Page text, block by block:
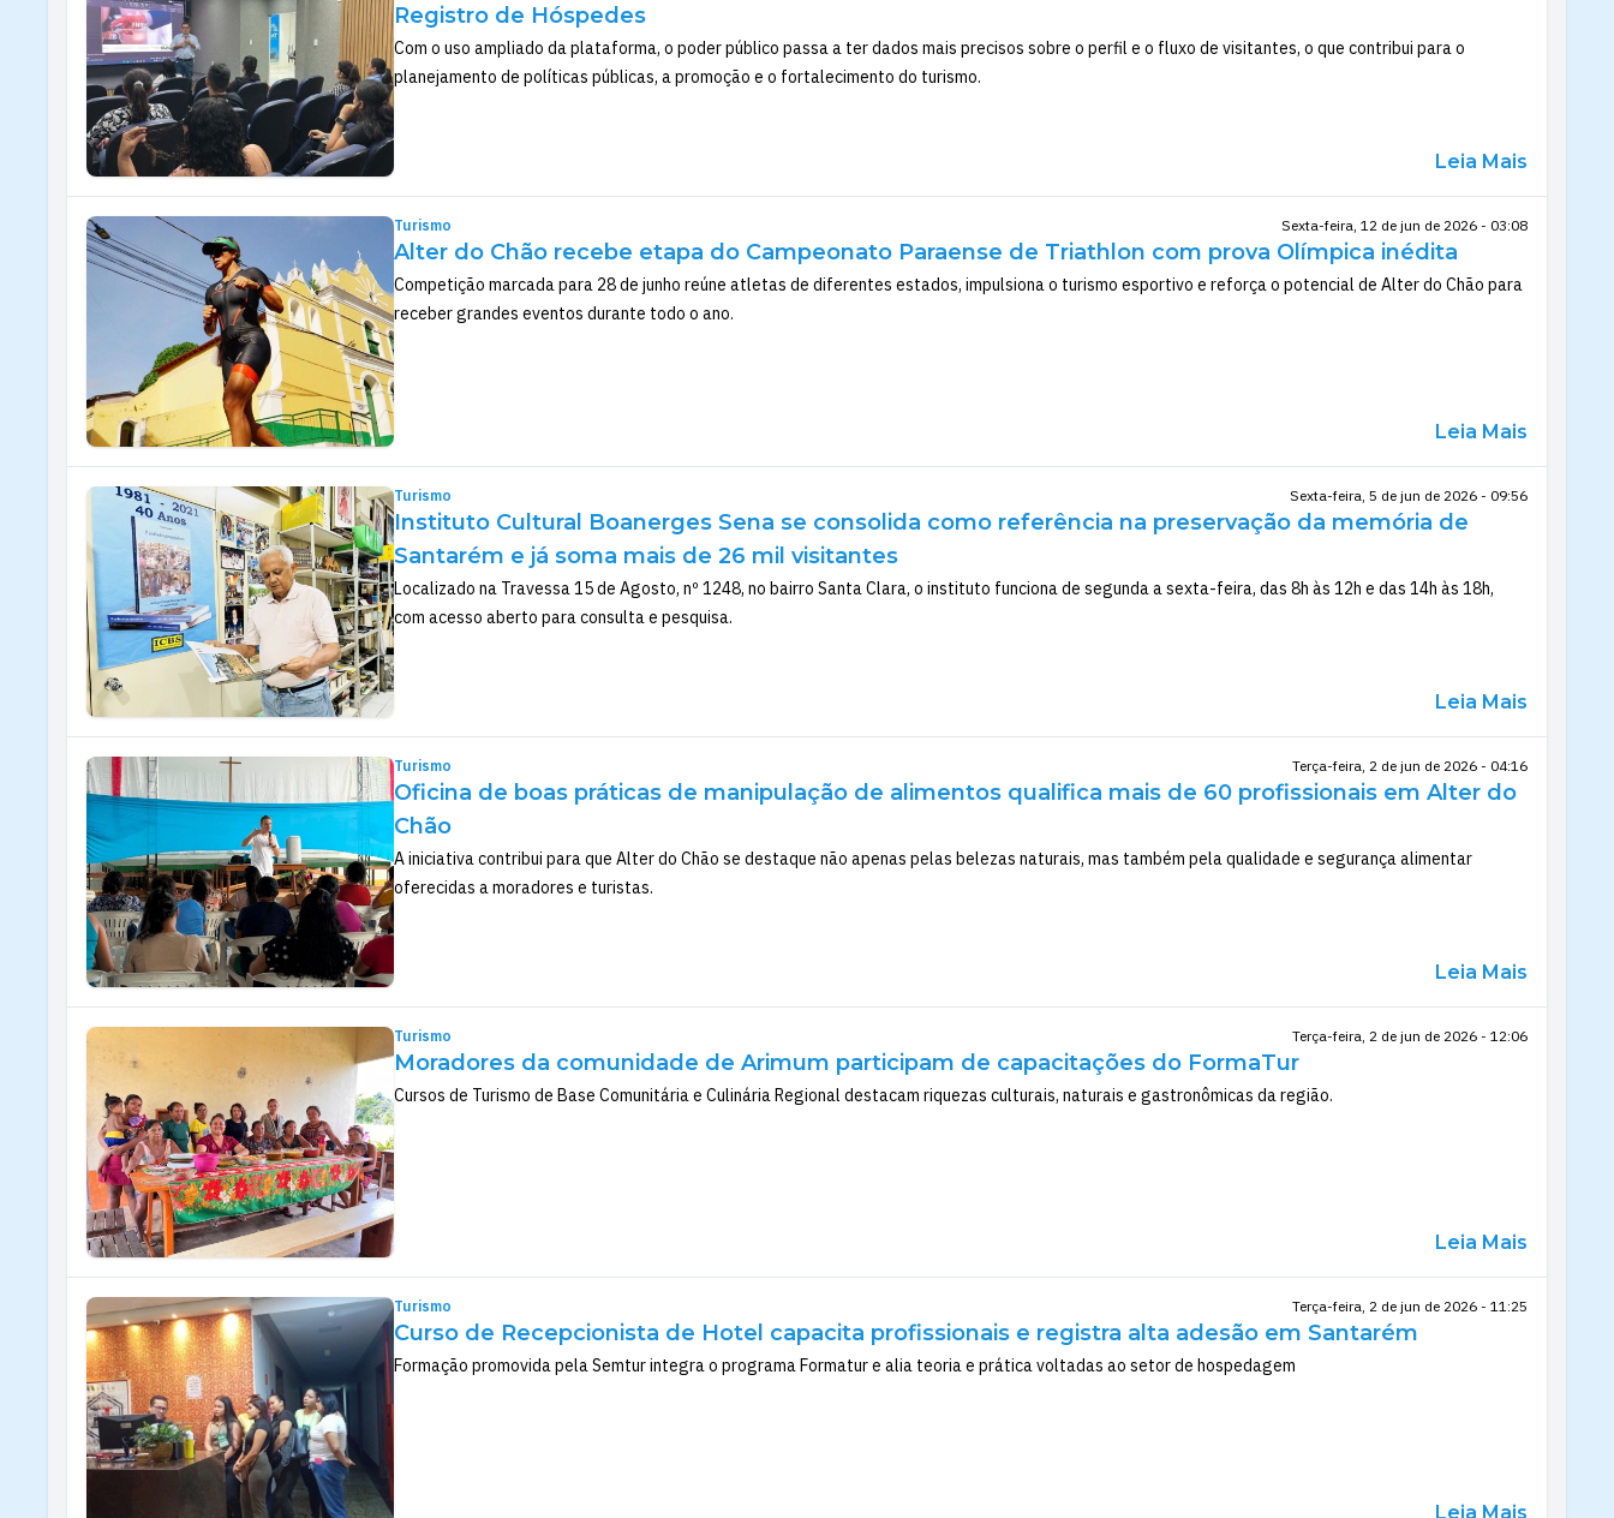
Registro de Hóspedes
Com o uso ampliado da plataforma, o poder público passa a ter dados mais precisos sobre o perfil e o fluxo de visitantes, o que contribui para o
planejamento de políticas públicas, a promoção e o fortalecimento do turismo.
Leia Mais
Turismo Sexta-feira, 12 de jun de 2026 - 03:08
Alter do Chão recebe etapa do Campeonato Paraense de Triathlon com prova Olímpica inédita
Competição marcada para 28 de junho reúne atletas de diferentes estados, impulsiona o turismo esportivo e reforça o potencial de Alter do Chão para
receber grandes eventos durante todo o ano.
Leia Mais
Turismo Sexta-feira, 5 de jun de 2026 - 09:56
Instituto Cultural Boanerges Sena se consolida como referência na preservação da memória de
Santarém e já soma mais de 26 mil visitantes
Localizado na Travessa 15 de Agosto, nº 1248, no bairro Santa Clara, o instituto funciona de segunda a sexta-feira, das 8h às 12h e das 14h às 18h,
com acesso aberto para consulta e pesquisa.
Leia Mais
Turismo Terça-feira, 2 de jun de 2026 - 04:16
Oficina de boas práticas de manipulação de alimentos qualifica mais de 60 profissionais em Alter do
Chão
A iniciativa contribui para que Alter do Chão se destaque não apenas pelas belezas naturais, mas também pela qualidade e segurança alimentar
oferecidas a moradores e turistas.
Leia Mais
Turismo Terça-feira, 2 de jun de 2026 - 12:06
Moradores da comunidade de Arimum participam de capacitações do FormaTur
Cursos de Turismo de Base Comunitária e Culinária Regional destacam riquezas culturais, naturais e gastronômicas da região.
Leia Mais
Turismo Terça-feira, 2 de jun de 2026 - 11:25
Curso de Recepcionista de Hotel capacita profissionais e registra alta adesão em Santarém
Formação promovida pela Semtur integra o programa Formatur e alia teoria e prática voltadas ao setor de hospedagem
Leia Mais